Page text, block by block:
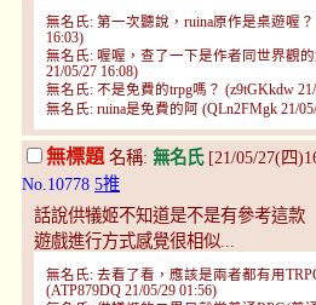
無名氏: 第一次聽說，ruina原作是桌遊喔？
16:03)
無名氏: 喔喔，查了一下是作者同世界觀
21/05/27 16:08)
無名氏: 不是免費的trpg嗎？ (z9tGKkdw 21/
無名氏: ruina是免費的阿 (QLn2FMgk 21/
無標題 名稱: 無名氏[21/05/27(四
No.10778 5推
話說供犠姬不知道是不是有參考這款
遊戲進行方式感覺很相似...
無名氏: 去看了看，應該是兩者都有用
(ATP879DQ 21/05/29 01:56)